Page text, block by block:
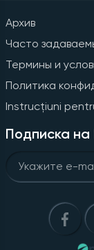
Архив
Часто
Термины и
Политика
Instrucțiuni
Подписка на